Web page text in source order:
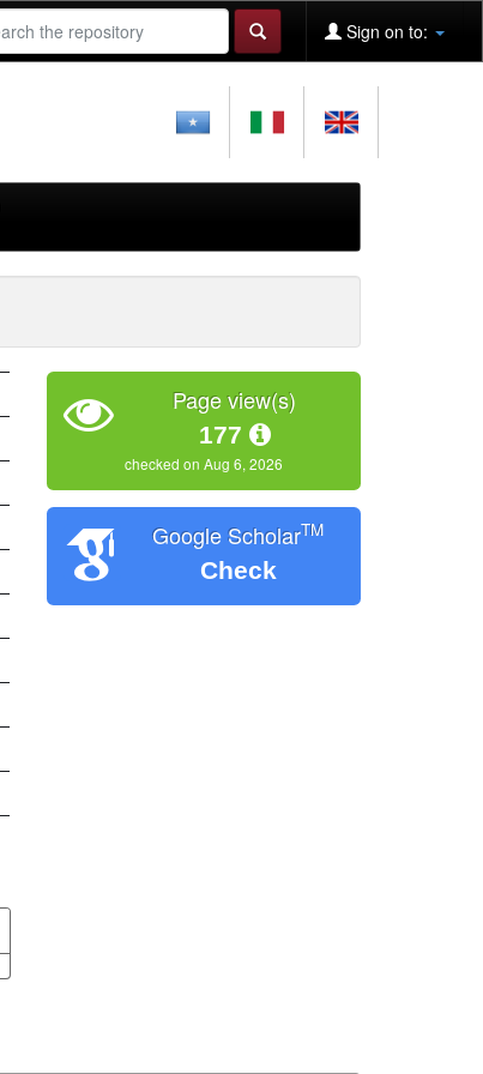
Sign on to:
Page view(s)
177
checked on Aug 6, 2026
Google ScholarTM
Check